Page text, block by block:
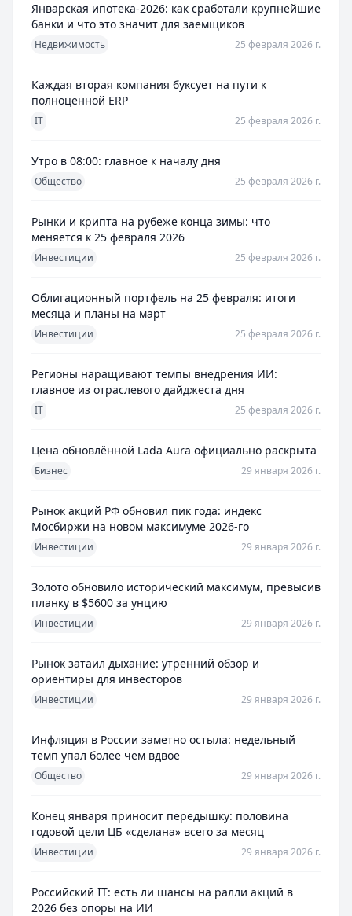
Январская ипотека-2026: как сработали крупнейшие
банки и что это значит для заемщиков
Недвижимость 25 февраля 2026 г.
Каждая вторая компания буксует на пути к
полноценной ERP
IT 25 февраля 2026 г.
Утро в 08:00: главное к началу дня
Общество 25 февраля 2026 г.
Рынки и крипта на рубеже конца зимы: что
меняется к 25 февраля 2026
Инвестиции 25 февраля 2026 г.
Облигационный портфель на 25 февраля: итоги
месяца и планы на март
Инвестиции 25 февраля 2026 г.
Регионы наращивают темпы внедрения ИИ:
главное из отраслевого дайджеста дня
IT 25 февраля 2026 г.
Цена обновлённой Lada Aura официально раскрыта
Бизнес 29 января 2026 г.
Рынок акций РФ обновил пик года: индекс
Мосбиржи на новом максимуме 2026-го
Инвестиции 29 января 2026 г.
Золото обновило исторический максимум, превысив
планку в $5600 за унцию
Инвестиции 29 января 2026 г.
Рынок затаил дыхание: утренний обзор и
ориентиры для инвесторов
Инвестиции 29 января 2026 г.
Инфляция в России заметно остыла: недельный
темп упал более чем вдвое
Общество 29 января 2026 г.
Конец января приносит передышку: половина
годовой цели ЦБ «сделана» всего за месяц
Инвестиции 29 января 2026 г.
Российский IT: есть ли шансы на ралли акций в
2026 без опоры на ИИ